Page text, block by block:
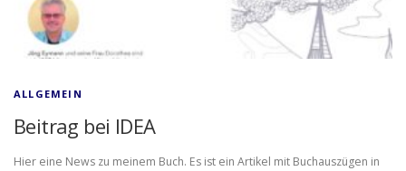
ALLGEMEIN
Beitrag bei IDEA
Hier eine News zu meinem Buch. Es ist ein Artikel mit Buchauszügen in